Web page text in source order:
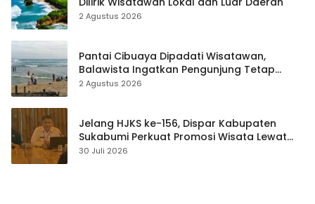
2 Agustus 2026
Pantai Cibuaya Dipadati Wisatawan,
Balawista Ingatkan Pengunjung Tetap
Waspada
2 Agustus 2026
Jelang HJKS ke-156, Dispar Kabupaten
Sukabumi Perkuat Promosi Wisata Lewat
Publikasi Digital
30 Juli 2026